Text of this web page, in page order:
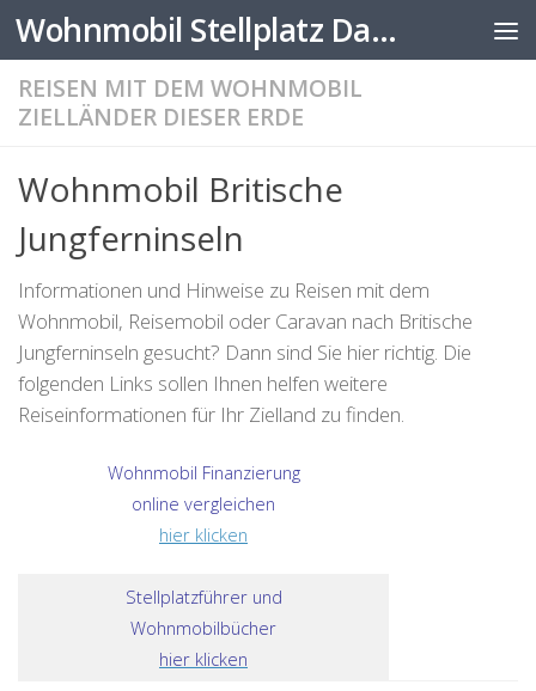
Zum Inhalt springen Wohnmobil Stellplatz Datenbank
REISEN MIT DEM WOHNMOBIL
ZIELLÄNDER DIESER ERDE
Wohnmobil Britische
Jungferninseln
Informationen und Hinweise zu Reisen mit dem
Wohnmobil, Reisemobil oder Caravan nach Britische
Jungferninseln gesucht? Dann sind Sie hier richtig. Die
folgenden Links sollen Ihnen helfen weitere
Reiseinformationen für Ihr Zielland zu finden.
Wohnmobil Finanzierung
online vergleichen
hier klicken
Stellplatzführer und
Wohnmobilbücher
hier klicken